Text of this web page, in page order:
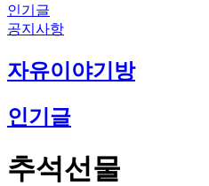
인기글
공지사항
자유이야기방
인기글
추석선물